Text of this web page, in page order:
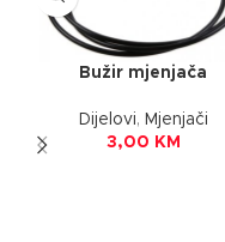
Bužir mjenjača
Dijelovi, Mjenjači
3,00 KM